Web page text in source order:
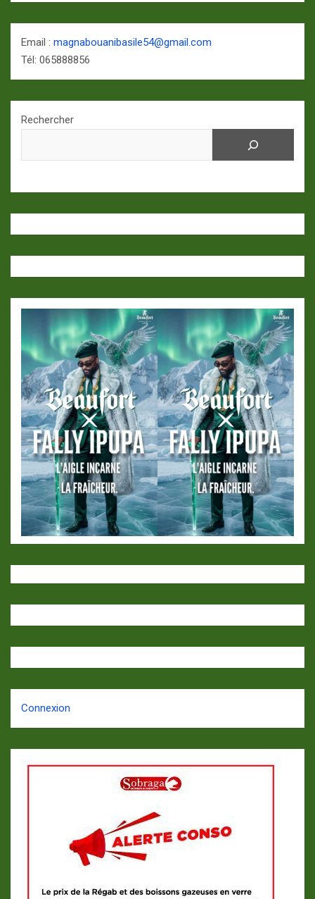
Email : magnabouanibasile54@gmail.com
Tél: 065888856
Rechercher
Connexion